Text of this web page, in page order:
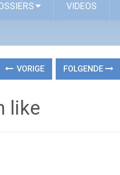
VIDEOS
VORIGE FOLGENDE
like